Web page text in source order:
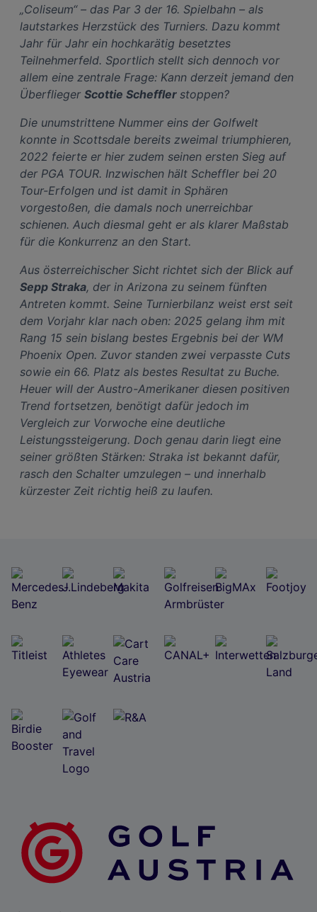
„Coliseum“ – das Par 3 der 16. Spielbahn – als
lautstarkes Herzstück des Turniers. Dazu kommt
Jahr für Jahr ein hochkarätig besetztes
Teilnehmerfeld. Sportlich stellt sich dennoch vor
allem eine zentrale Frage: Kann derzeit jemand den
Überflieger Scottie Scheffler stoppen?
Die unumstrittene Nummer eins der Golfwelt
konnte in Scottsdale bereits zweimal triumphieren,
2022 feierte er hier zudem seinen ersten Sieg auf
der PGA TOUR. Inzwischen hält Scheffler bei 20
Tour-Erfolgen und ist damit in Sphären
vorgestoßen, die damals noch unerreichbar
schienen. Auch diesmal geht er als klarer Maßstab
für die Konkurrenz an den Start.
Aus österreichischer Sicht richtet sich der Blick auf
Sepp Straka, der in Arizona zu seinem fünften
Antreten kommt. Seine Turnierbilanz weist erst seit
dem Vorjahr klar nach oben: 2025 gelang ihm mit
Rang 15 sein bislang bestes Ergebnis bei der WM
Phoenix Open. Zuvor standen zwei verpasste Cuts
sowie ein 66. Platz als bestes Resultat zu Buche.
Heuer will der Austro-Amerikaner diesen positiven
Trend fortsetzen, benötigt dafür jedoch im
Vergleich zur Vorwoche eine deutliche
Leistungssteigerung. Doch genau darin liegt eine
seiner größten Stärken: Straka ist bekannt dafür,
rasch den Schalter umzulegen – und innerhalb
kürzester Zeit richtig heiß zu laufen.